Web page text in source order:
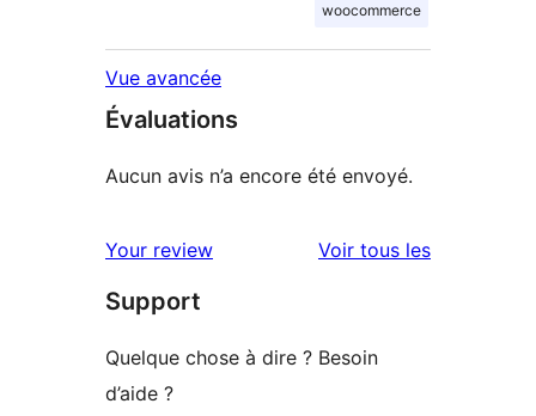
woocommerce
Vue avancée
Évaluations
Aucun avis n’a encore été envoyé.
Your review Voir tous lesavis
Support
Quelque chose à dire ? Besoin
d’aide ?